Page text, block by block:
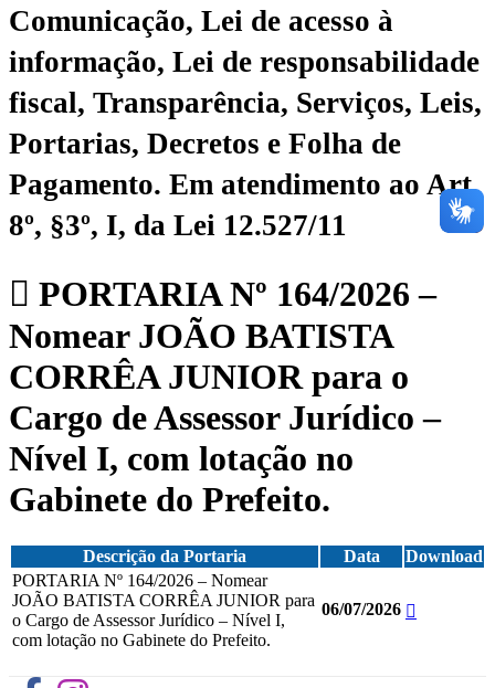
Comunicação, Lei de acesso à
informação, Lei de responsabilidade
fiscal, Transparência, Serviços, Leis,
Portarias, Decretos e Folha de
Pagamento. Em atendimento ao Art.
8º, §3º, I, da Lei 12.527/11
PORTARIA Nº 164/2026 –
Nomear JOÃO BATISTA
CORRÊA JUNIOR para o
Cargo de Assessor Jurídico –
Nível I, com lotação no
Gabinete do Prefeito.
Descrição da Portaria Data
Download
PORTARIA Nº 164/2026 – Nomear
JOÃO BATISTA CORRÊA JUNIOR para
o Cargo de Assessor Jurídico – Nível I,
com lotação no Gabinete do Prefeito.
06/07/2026